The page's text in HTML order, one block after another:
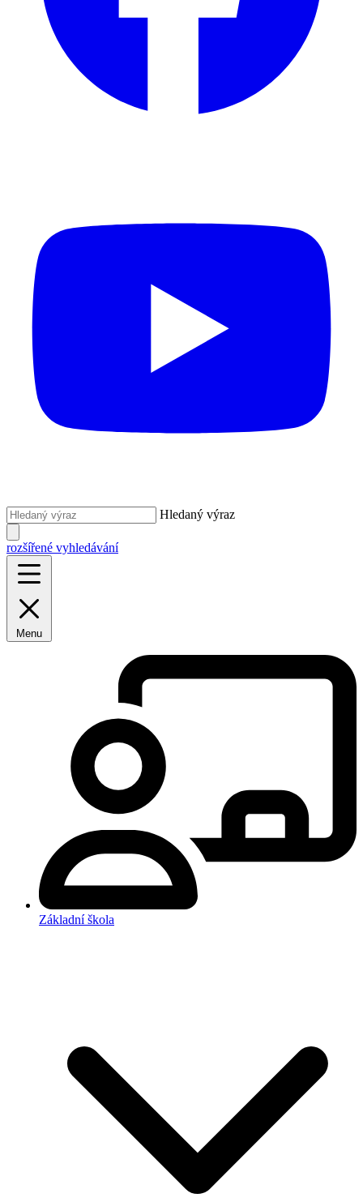
Hledaný výraz
rozšířené vyhledávání
Menu
Základní škola